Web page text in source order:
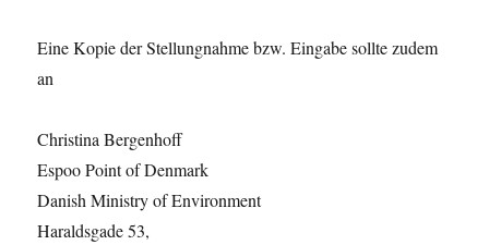
Eine Kopie der Stellungnahme bzw. Eingabe sollte zudem
an
Christina Bergenhoff
Espoo Point of Denmark
Danish Ministry of Environment
Haraldsgade 53,